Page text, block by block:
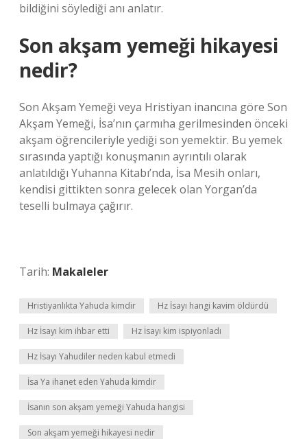
bildiğini söylediği anı anlatır.
Son akşam yemeği hikayesi
nedir?
Son Akşam Yemeği veya Hristiyan inancına göre Son
Akşam Yemeği, İsa’nın çarmıha gerilmesinden önceki
akşam öğrencileriyle yediği son yemektir. Bu yemek
sırasında yaptığı konuşmanın ayrıntılı olarak
anlatıldığı Yuhanna Kitabı’nda, İsa Mesih onları,
kendisi gittikten sonra gelecek olan Yorgan’da
teselli bulmaya çağırır.
Tarih: Makaleler
Hristiyanlıkta Yahuda kimdir Hz İsayı hangi kavim öldürdü
Hz İsayı kim ihbar etti Hz İsayı kim ispiyonladı
Hz İsayı Yahudiler neden kabul etmedi
İsa Ya ihanet eden Yahuda kimdir
İsanın son akşam yemeği Yahuda hangisi
Son akşam yemeği hikayesi nedir